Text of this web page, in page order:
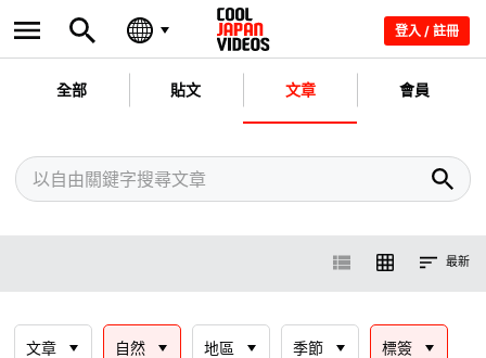
登入 / 註冊
全部 貼文 文章 會員
最新
文章 自然 地區 季節 標簽